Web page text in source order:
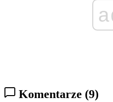
Komentarze (9)